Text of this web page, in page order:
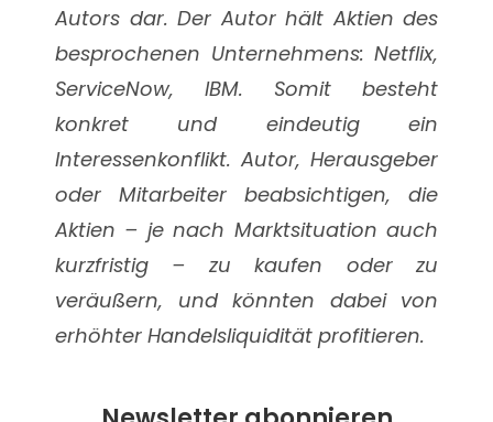
Autors dar. Der Autor hält Aktien des
besprochenen Unternehmens: Netflix,
ServiceNow, IBM. Somit besteht
konkret und eindeutig ein
Interessenkonflikt. Autor, Herausgeber
oder Mitarbeiter beabsichtigen, die
Aktien – je nach Marktsituation auch
kurzfristig – zu kaufen oder zu
veräußern, und könnten dabei von
erhöhter Handelsliquidität profitieren.